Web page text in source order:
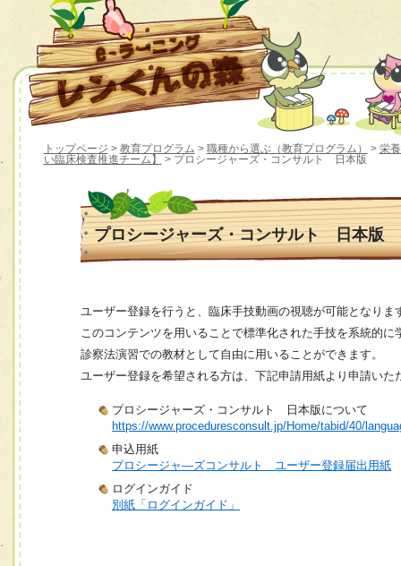
トップページ > 教育プログラム > 職種から選ぶ（教育プログラム） > 栄
い臨床検査推進チーム】
> プロシージャーズ・コンサルト 日本版
プロシージャーズ・コンサルト 日本版
ユーザー登録を行うと、臨床手技動画の視聴が可能となりま
このコンテンツを用いることで標準化された手技を系統的
診察法演習での教材として自由に用いることができます。
ユーザー登録を希望される方は、下記申請用紙より申請いた
プロシージャーズ・コンサルト 日本版について
https://www.proceduresconsult.jp/Home/tabid/40/
申込用紙
プロシージャ―ズコンサルト ユーザー登録届出用紙
ログインガイド
別紙「ログインガイド」